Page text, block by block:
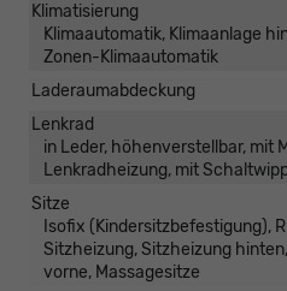
Klimatisierung
Klimaautomatik, Klimaanlage
Zonen-Klimaautomatik
Laderaumabdeckung
Lenkrad
in Leder, höhenverstellbar, mit
Lenkradheizung, mit
Sitze
Isofix (Kindersitzbefestigung),
Sitzheizung, Sitzheizung
vorne, Massagesitze